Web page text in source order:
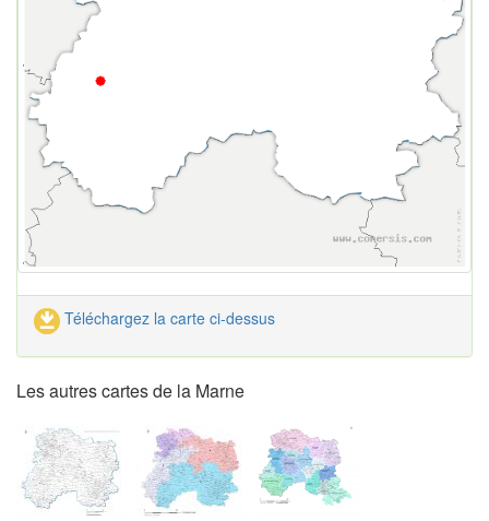
Téléchargez la carte ci-dessus
Les autres cartes de la Marne